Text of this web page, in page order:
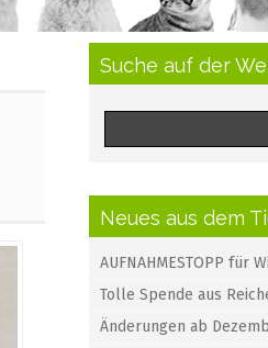
Suche auf der
Neues aus dem
AUFNAHMESTOPP für
Tolle Spende aus
Änderungen ab